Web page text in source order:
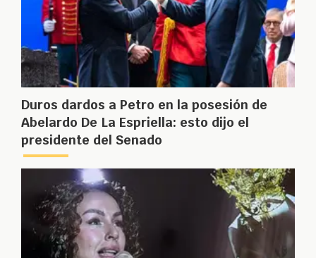
Duros dardos a Petro en la posesión de
Abelardo De La Espriella: esto dijo el
presidente del Senado